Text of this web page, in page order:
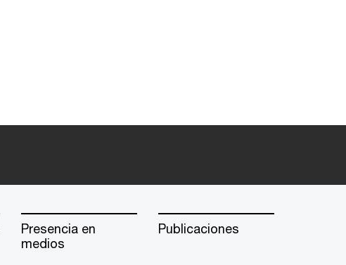
Presencia en
medios
Publicaciones